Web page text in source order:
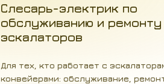
Слесарь-электрик по
обслуживанию и ремонту
эскалаторов
Для тех, кто работает с
конвейерами: обслуживание,